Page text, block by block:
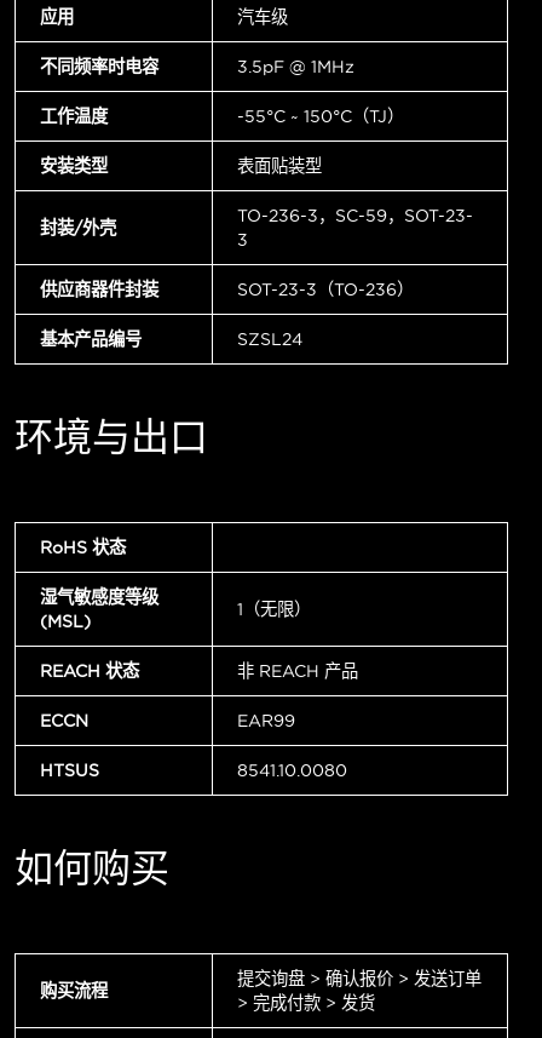
应用 汽车级
不同频率时电容 3.5pF @ 1MHz
工作温度 -55°C ~ 150°C（TJ）
安装类型 表面贴装型
封装/外壳
TO-236-3，SC-59，SOT-23-
3
供应商器件封装 SOT-23-3（TO-236）
基本产品编号 SZSL24
环境与出口
RoHS 状态
湿气敏感度等级
(MSL)
1（无限）
REACH 状态 非 REACH 产品
ECCN EAR99
HTSUS 8541.10.0080
如何购买
购买流程
提交询盘 > 确认报价 > 发送订单
> 完成付款 > 发货